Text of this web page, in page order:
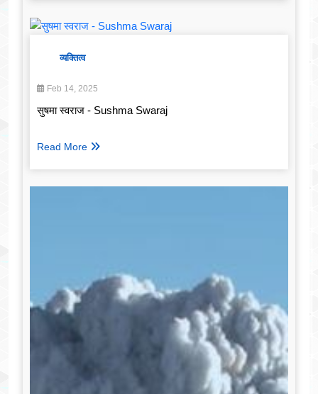
व्यक्तित्व
Feb 14, 2025
सुषमा स्वराज - Sushma Swaraj
Read More